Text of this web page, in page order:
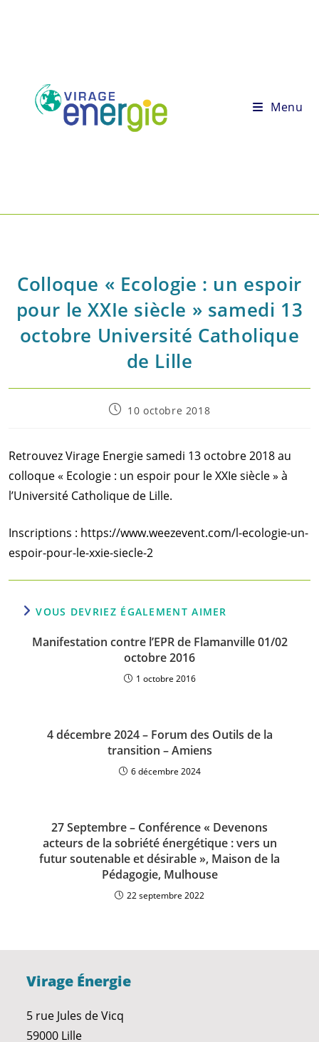
Menu
Colloque « Ecologie : un espoir
pour le XXIe siècle » samedi 13
octobre Université Catholique
de Lille
Post10 octobre 2018
Retrouvez Virage Energie samedi 13 octobre 2018 au
colloque « Ecologie : un espoir pour le XXIe siècle » à
l’Université Catholique de Lille.
Inscriptions : https://www.weezevent.com/l-ecologie-un-
espoir-pour-le-xxie-siecle-2
VOUS DEVRIEZ ÉGALEMENT AIMER
Manifestation contre l’EPR de Flamanville 01/02
octobre 2016
1 octobre 2016
4 décembre 2024 – Forum des Outils de la
transition – Amiens
6 décembre 2024
27 Septembre – Conférence « Devenons
acteurs de la sobriété énergétique : vers un
futur soutenable et désirable », Maison de la
Pédagogie, Mulhouse
22 septembre 2022
Virage Énergie
5 rue Jules de Vicq
59000 Lille